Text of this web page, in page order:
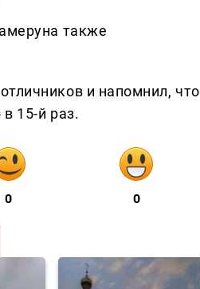
также
и напомнил, что
15-й раз.
0 0